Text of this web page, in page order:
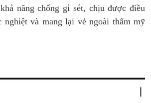
năng chống gỉ sét, chịu được điều
nghiệt và mang lại vẻ ngoài thẩm mỹ